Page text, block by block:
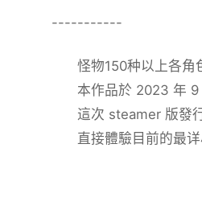
-----------
怪物150种以上各角
本作品於 2023 年
這次 steamer 版發
直接體驗目前的最